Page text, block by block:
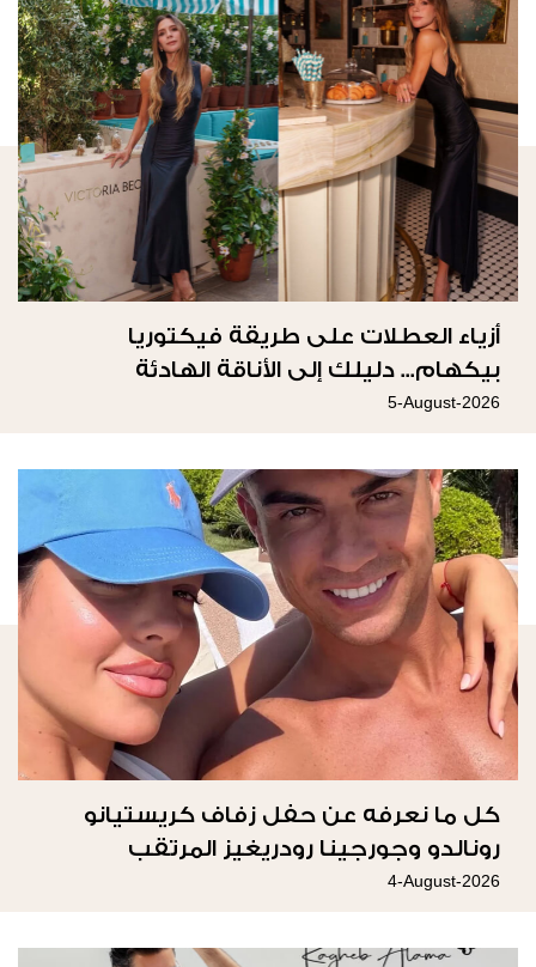
أزياء العطلات على طريقة فيكتوريا
بيكهام... دليلك إلى الأناقة الهادئة
5-August-2026
كل ما نعرفه عن حفل زفاف كريستيانو
رونالدو وجورجينا رودريغيز المرتقب
4-August-2026